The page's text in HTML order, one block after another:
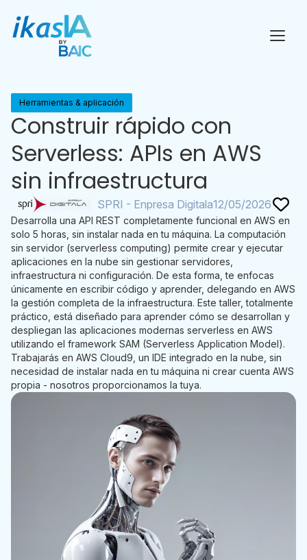
Herramientas & aplicación
Construir rápido con
Serverless: APIs en AWS
sin infraestructura
SPRI - Enpresa Digitala12/05/2026
Desarrolla una API REST completamente funcional en AWS en
solo 5 horas, sin instalar nada en tu máquina. La computación
sin servidor (serverless computing) permite crear y ejecutar
aplicaciones en la nube sin gestionar servidores,
infraestructura ni configuración. De esta forma, te enfocas
únicamente en escribir código y aprender, delegando en AWS
la gestión completa de la infraestructura. Este taller, totalmente
práctico, está diseñado para aprender cómo se desarrollan y
despliegan las aplicaciones modernas serverless en AWS
utilizando el framework SAM (Serverless Application Model).
Trabajarás en AWS Cloud9, un IDE integrado en la nube, sin
necesidad de instalar nada en tu máquina ni crear cuenta AWS
propia - nosotros proporcionamos la tuya.